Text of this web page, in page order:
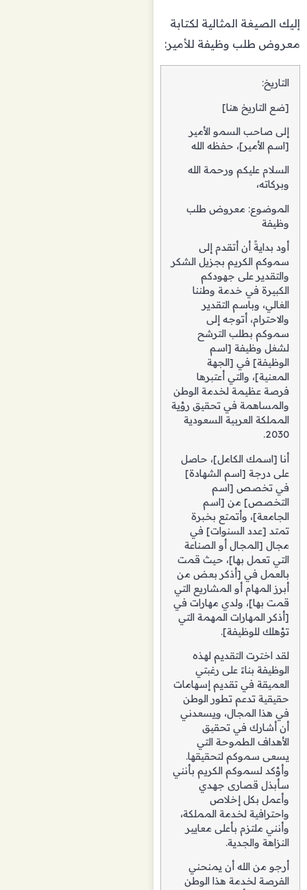
إليك الصيغة المثالية لكتابة
معروض طلب وظيفة للأمير:
التاريخ:
[ضع التاريخ هنا]
إلى صاحب السمو الأمير
[اسم الأمير]، حفظه الله
السلام عليكم ورحمة الله
وبركاته،
الموضوع: معروض طلب
وظيفة
أود بدايةً أن أتقدم إلى
سموكم الكريم بجزيل الشكر
والتقدير على جهودكم
الكبيرة في خدمة وطننا
الغالي، وباسم التقدير
والاحترام، أتوجه إلى
سموكم بطلب الترشح
لشغل وظيفة [اسم
الوظيفة] في [الجهة
المعنية]، والتي أعتبرها
فرصة عظيمة لخدمة الوطن
والمساهمة في تحقيق رؤية
المملكة العربية السعودية
2030.
أنا [اسمك الكامل]، حاصل
على درجة [اسم الشهادة]
في تخصص [اسم
التخصص] من [اسم
الجامعة]، وأتمتع بخبرة
تمتد [عدد السنوات] في
مجال [المجال أو الصناعة
التي تعمل بها]، حيث قمت
بالعمل في [أذكر بعض من
أبرز المهام أو المشاريع التي
قمت بها]، ولدي مهارات في
[أذكر المهارات المهمة التي
تؤهلك للوظيفة].
لقد اخترت التقديم لهذه
الوظيفة بناءً على رغبتي
العميقة في تقديم إسهامات
حقيقية تدعم تطور الوطن
في هذا المجال، ويسعدني
أن أشارك في تحقيق
الأهداف الطموحة التي
يسعى سموكم لتحقيقها.
وأؤكد لسموكم الكريم بأنني
سأبذل قصارى جهدي
وأعمل بكل إخلاص
واحترافية لخدمة المملكة،
وأنني ملتزم بأعلى معايير
النزاهة والجدية.
أرجو من الله أن يمنحني
الفرصة لخدمة هذا الوطن